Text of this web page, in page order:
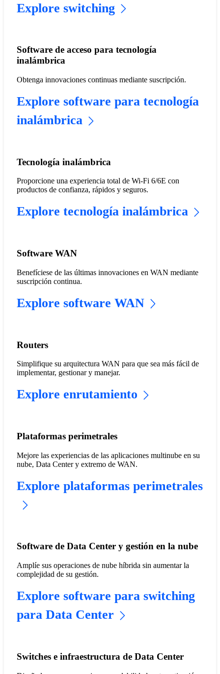
Explore switching
Software de acceso para tecnología
inalámbrica
Obtenga innovaciones continuas mediante suscripción.
Explore software para tecnología
inalámbrica
Tecnología inalámbrica
Proporcione una experiencia total de Wi-Fi 6/6E con
productos de confianza, rápidos y seguros.
Explore tecnología inalámbrica
Software WAN
Benefíciese de las últimas innovaciones en WAN mediante
suscripción continua.
Explore software WAN
Routers
Simplifique su arquitectura WAN para que sea más fácil de
implementar, gestionar y manejar.
Explore enrutamiento
Plataformas perimetrales
Mejore las experiencias de las aplicaciones multinube en su
nube, Data Center y extremo de WAN.
Explore plataformas perimetrales
Software de Data Center y gestión en la nube
Amplíe sus operaciones de nube híbrida sin aumentar la
complejidad de su gestión.
Explore software para switching
para Data Center
Switches e infraestructura de Data Center